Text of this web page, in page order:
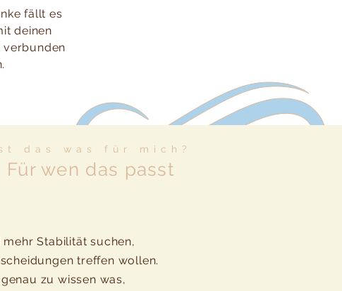
fällt es
deinen
verbunden
das was für mich?
Für wen das passt
Stabilität suchen,
treffen wollen.
zu wissen was,